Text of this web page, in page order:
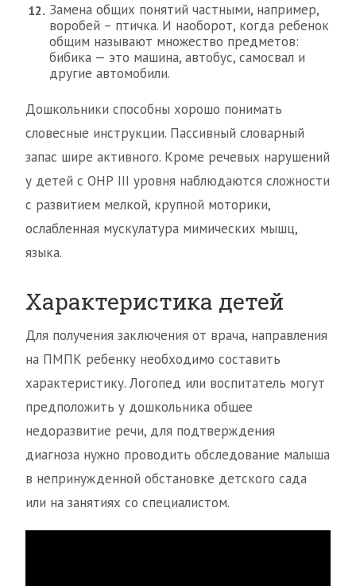
Замена общих понятий частными, например,
воробей – птичка. И наоборот, когда ребенок
общим называют множество предметов:
бибика — это машина, автобус, самосвал и
другие автомобили.
Дошкольники способны хорошо понимать
словесные инструкции. Пассивный словарный
запас шире активного. Кроме речевых нарушений
у детей с ОНР III уровня наблюдаются сложности
с развитием мелкой, крупной моторики,
ослабленная мускулатура мимических мышц,
языка.
Характеристика детей
Для получения заключения от врача, направления
на ПМПК ребенку необходимо составить
характеристику. Логопед или воспитатель могут
предположить у дошкольника общее
недоразвитие речи, для подтверждения
диагноза нужно проводить обследование малыша
в непринужденной обстановке детского сада
или на занятиях со специалистом.